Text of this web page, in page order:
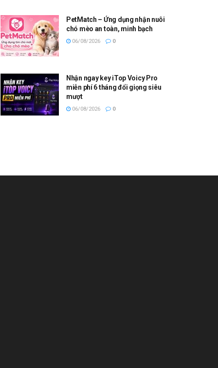
PetMatch – Ứng dụng nhận nuôi
chó mèo an toàn, minh bạch
06/08/2026 0
Nhận ngay key iTop Voicy Pro
miễn phí 6 tháng đổi giọng siêu
mượt
06/08/2026 0